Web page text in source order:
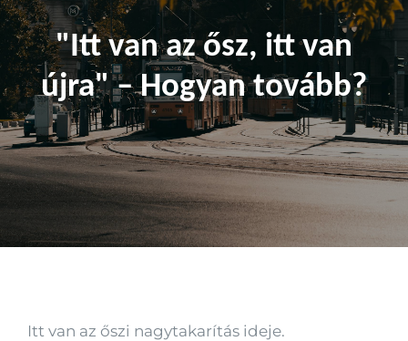
Szolgáltatások
Cégeknek
Oktatás
Cikkeink
Kapcsolat
"Itt van az ősz, itt van
újra" – Hogyan tovább?
Itt van az őszi nagytakarítás ideje.